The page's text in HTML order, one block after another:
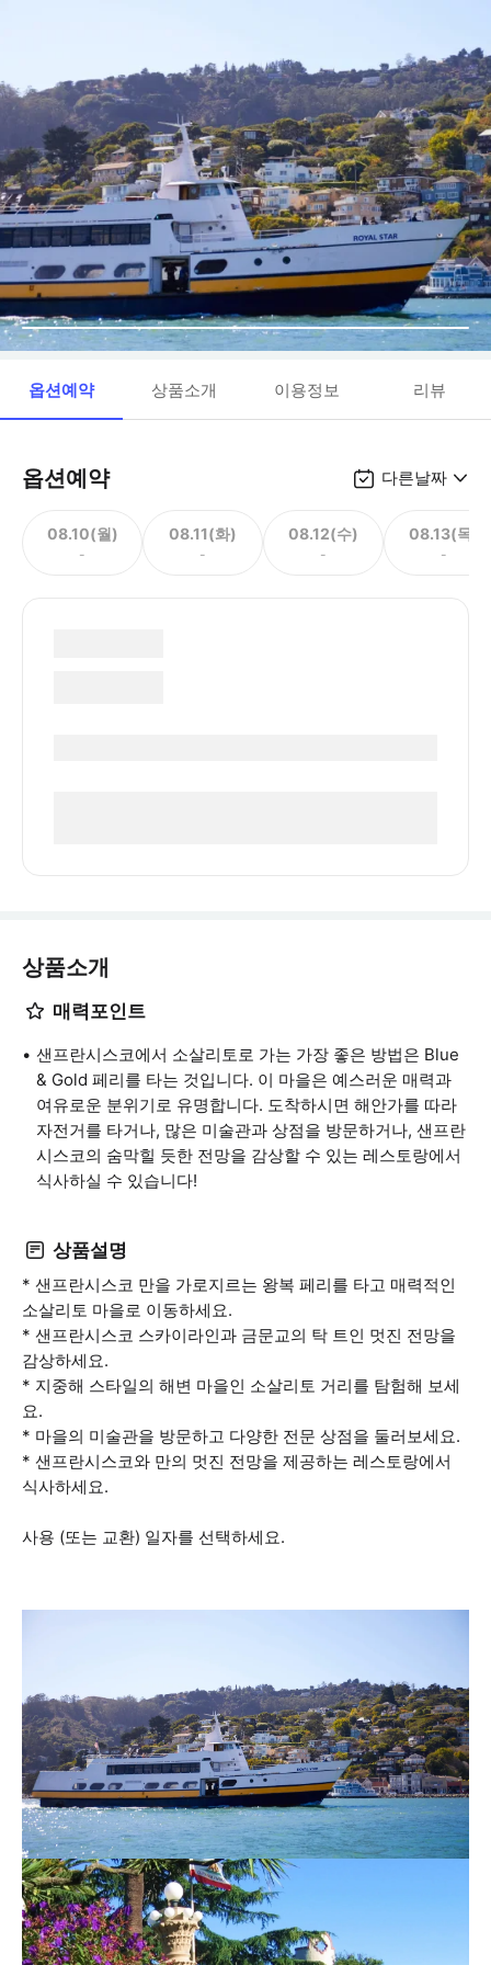
옵션예약 상품소개 이용정보 리뷰
옵션예약 다른날짜
08.10(월)
-
08.11(화)
-
08.12(수)
-
08.13(목)
-
상품소개
매력포인트
샌프란시스코에서 소살리토로 가는 가장 좋은 방법은 Blue
& Gold 페리를 타는 것입니다. 이 마을은 예스러운 매력과
여유로운 분위기로 유명합니다. 도착하시면 해안가를 따라
자전거를 타거나, 많은 미술관과 상점을 방문하거나, 샌프란
시스코의 숨막힐 듯한 전망을 감상할 수 있는 레스토랑에서
식사하실 수 있습니다!
상품설명
* 샌프란시스코 만을 가로지르는 왕복 페리를 타고 매력적인
소살리토 마을로 이동하세요.
* 샌프란시스코 스카이라인과 금문교의 탁 트인 멋진 전망을
감상하세요.
* 지중해 스타일의 해변 마을인 소살리토 거리를 탐험해 보세
요.
* 마을의 미술관을 방문하고 다양한 전문 상점을 둘러보세요.
* 샌프란시스코와 만의 멋진 전망을 제공하는 레스토랑에서
식사하세요.
사용 (또는 교환) 일자를 선택하세요.